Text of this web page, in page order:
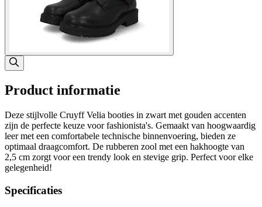
Product informatie
Deze stijlvolle Cruyff Velia booties in zwart met gouden accenten
zijn de perfecte keuze voor fashionista's. Gemaakt van hoogwaardig
leer met een comfortabele technische binnenvoering, bieden ze
optimaal draagcomfort. De rubberen zool met een hakhoogte van
2,5 cm zorgt voor een trendy look en stevige grip. Perfect voor elke
gelegenheid!
Specificaties